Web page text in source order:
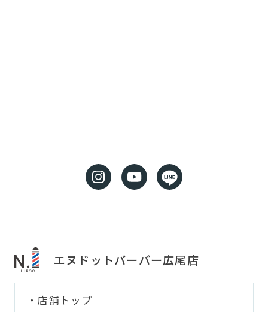
エヌドットバーバー広尾店
店舗トップ